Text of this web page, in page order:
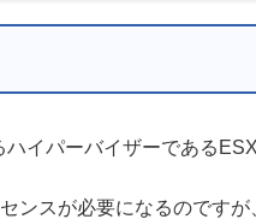
イパーバイザーである
ンスが必要になるのです